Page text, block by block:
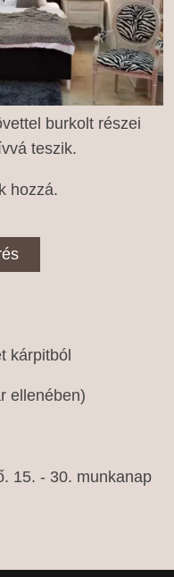
burkolt részei
teszik.
hozzá.
kárpitból
ellenében)
15. - 30. munkanap